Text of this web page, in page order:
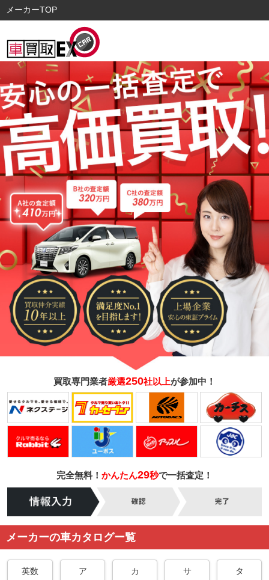
メーカーTOP
買取専門業者厳選250社以上が参加中！
完全無料！ かんたん29秒で一括査定！
メーカーの車カタログー覧
英数 ア カ サ タ